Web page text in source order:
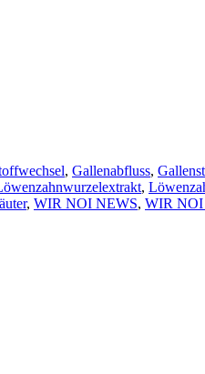
, Gallenabfluss,
,
, WIR NOI NEWS, WIR NOI